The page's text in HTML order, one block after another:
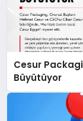
Cesur
Büyütüyor